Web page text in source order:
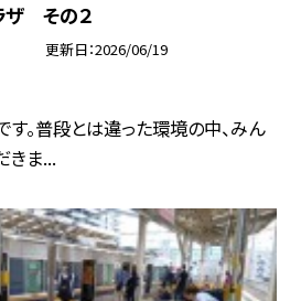
ザ その２
更新日 2026/06/19
す。普段とは違った環境の中、みん
きま...